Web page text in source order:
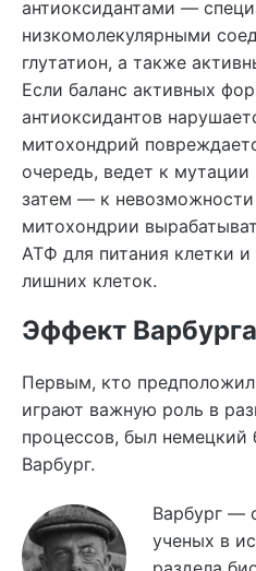
антиоксидантами —
низкомолекулярными
глутатион, а также
Если баланс активных
антиоксидантов
митохондрий
очередь, ведет к
затем — к
митохондрии
АТФ для питания клетки
лишних клеток.
Эффект Варбурга
Первым, кто
играют важную роль в
процессов, был
Варбург.
Варбург —
ученых в